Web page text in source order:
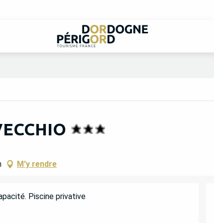
M'y rendre
Piscine privative